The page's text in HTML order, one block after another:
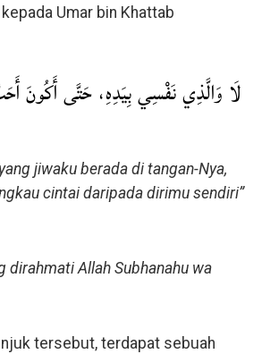
Umar bin Khattab
لَا وَالَّذِي نَفْسِي بِيَدِهِ، حَتَّى أَكُونَ
jiwaku berada di tangan-Nya,
cintai daripada dirimu sendiri”
dirahmati Allah Subhanahu wa
tersebut, terdapat sebuah